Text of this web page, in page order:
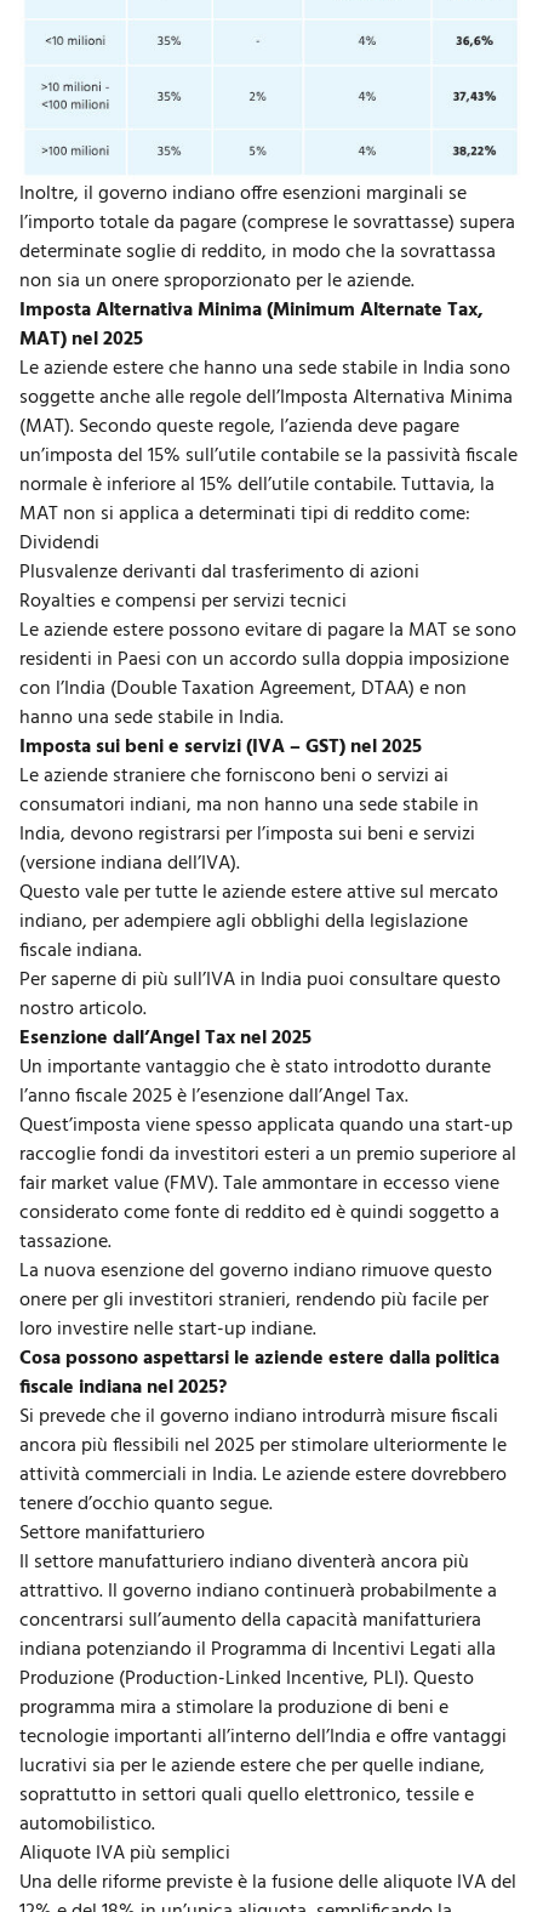
Inoltre, il governo indiano offre esenzioni marginali se
l’importo totale da pagare (comprese le sovrattasse) supera
determinate soglie di reddito, in modo che la sovrattassa
non sia un onere sproporzionato per le aziende.
Imposta Alternativa Minima (Minimum Alternate Tax,
MAT) nel 2025
Le aziende estere che hanno una sede stabile in India sono
soggette anche alle regole dell’Imposta Alternativa Minima
(MAT). Secondo queste regole, l’azienda deve pagare
un’imposta del 15% sull’utile contabile se la passività fiscale
normale è inferiore al 15% dell’utile contabile. Tuttavia, la
MAT non si applica a determinati tipi di reddito come:
Dividendi
Plusvalenze derivanti dal trasferimento di azioni
Royalties e compensi per servizi tecnici
Le aziende estere possono evitare di pagare la MAT se sono
residenti in Paesi con un accordo sulla doppia imposizione
con l’India (Double Taxation Agreement, DTAA) e non
hanno una sede stabile in India.
Imposta sui beni e servizi (IVA – GST) nel 2025
Le aziende straniere che forniscono beni o servizi ai
consumatori indiani, ma non hanno una sede stabile in
India, devono registrarsi per l’imposta sui beni e servizi
(versione indiana dell’IVA).
Questo vale per tutte le aziende estere attive sul mercato
indiano, per adempiere agli obblighi della legislazione
fiscale indiana.
Per saperne di più sull’IVA in India puoi consultare questo
nostro articolo.
Esenzione dall’Angel Tax nel 2025
Un importante vantaggio che è stato introdotto durante
l’anno fiscale 2025 è l’esenzione dall’Angel Tax.
Quest’imposta viene spesso applicata quando una start-up
raccoglie fondi da investitori esteri a un premio superiore al
fair market value (FMV). Tale ammontare in eccesso viene
considerato come fonte di reddito ed è quindi soggetto a
tassazione.
La nuova esenzione del governo indiano rimuove questo
onere per gli investitori stranieri, rendendo più facile per
loro investire nelle start-up indiane.
Cosa possono aspettarsi le aziende estere dalla politica
fiscale indiana nel 2025?
Si prevede che il governo indiano introdurrà misure fiscali
ancora più flessibili nel 2025 per stimolare ulteriormente le
attività commerciali in India. Le aziende estere dovrebbero
tenere d’occhio quanto segue.
Settore manifatturiero
Il settore manufatturiero indianodiventerà ancora più
attrattivo. Il governo indiano continuerà probabilmente a
concentrarsi sull’aumento della capacità manifatturiera
indiana potenziando il Programma di Incentivi Legati alla
Produzione (Production-Linked Incentive, PLI). Questo
programma mira a stimolare la produzione di beni e
tecnologie importanti all’interno dell’India e offre vantaggi
lucrativi sia per le aziende estere che per quelle indiane,
soprattutto in settori quali quello elettronico, tessile e
automobilistico.
Aliquote IVA più semplici
Una delle riforme previste è la fusione delle aliquote IVA del